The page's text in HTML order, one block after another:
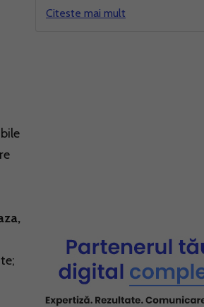
Citeste mai mult